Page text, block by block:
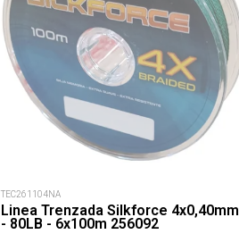
TEC261104NA
Linea Trenzada Silkforce 4x0,40mm
- 80LB - 6x100m 256092